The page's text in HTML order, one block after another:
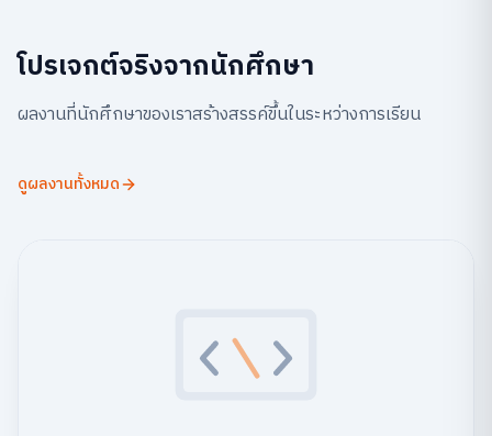
โปรเจกต์จริงจากนักศึกษา
ผลงานที่นักศึกษาของเราสร้างสรรค์ขึ้นในระหว่างการเรียน
ดูผลงานทั้งหมด